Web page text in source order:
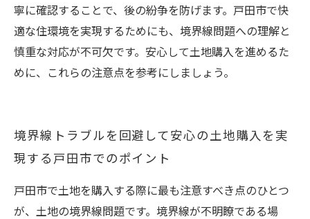
寧に確認することで、後の紛争を防げます。戸田市で快
適な住環境を実現するためにも、境界線問題への理解と
慎重な対応が不可欠です。安心して土地購入を進めるた
めに、これらの注意点を参考にしましょう。
境界線トラブルを回避して安心の土地購入を実
現する戸田市でのポイント
戸田市で土地を購入する際に最も注意すべき点のひとつ
が、土地の境界線問題です。境界線が不明瞭である場